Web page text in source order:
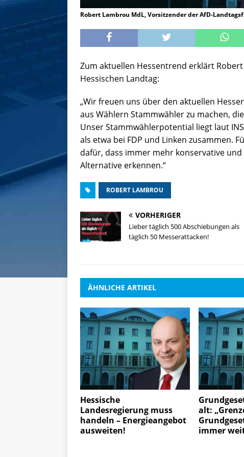
Robert Lambrou MdL, Vorsitzender der AfD-
Zum aktuellen Hessentrend erklärt
Hessischen Landtag:
„Wir freuen uns über den aktuellen
aus Wählern Stammwähler zu machen,
Unser Stammwählerpotential liegt laut
als etwa bei FDP und Linken zusammen.
dafür, dass immer mehr konservative
Alternative erkennen.“
ROBERT LAMBROU
VORHERIGER
Lieber täglich 500 Abschiebungen als
täglich 50 Messerattacken!
ÄHNLICHE ARTIKEL
Hessische
Landesregierung muss
handeln – Energieangebot
ausweiten!
alt:
immer